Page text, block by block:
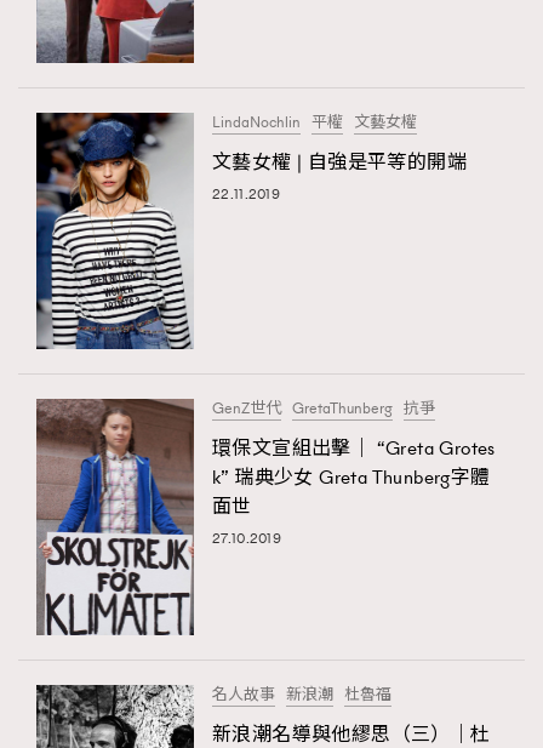
AFrenchMind
EmpowerF
FashionWeek
LindaNochlin 平權 文藝女權
文藝女權 | 自強是平等的開端
22.11.2019
GenZ世代 GretaThunberg 抗爭
環保文宣組出擊｜ “Greta Grotes
k” 瑞典少女 Greta Thunberg字體
面世
27.10.2019
名人故事 新浪潮 杜魯福
新浪潮名導與他繆思（三）｜杜